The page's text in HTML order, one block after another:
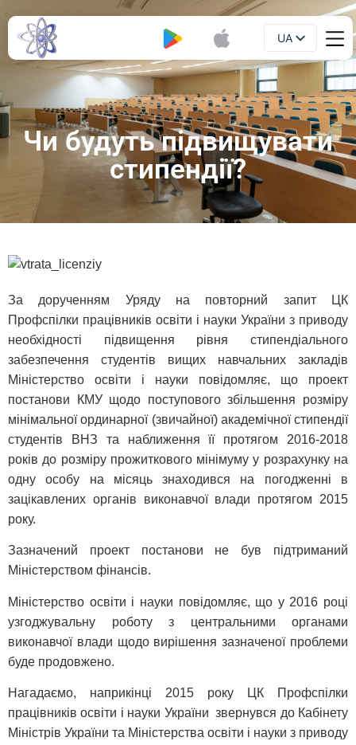
UA
EN
Чи будуть підвищувати
стипендії?
За дорученням Уряду на повторний запит ЦК
Профспілки працівників освіти і науки України з приводу
необхідності підвищення рівня стипендіального
забезпечення студентів вищих навчальних закладів
Міністерство освіти і науки повідомляє, що проект
постанови КМУ щодо поступового збільшення розміру
мінімальної ординарної (звичайної) академічної стипендії
студентів ВНЗ та наближення її протягом 2016-2018
років до розміру прожиткового мінімуму у розрахунку на
одну особу на місяць знаходився на погодженні в
зацікавлених органів виконавчої влади протягом 2015
року.
Зазначений проект постанови не був підтриманий
Міністерством фінансів.
Міністерство освіти і науки повідомляє, що у 2016 році
узгоджувальну роботу з центральними органами
виконавчої влади щодо вирішення зазначеної проблеми
буде продовжено.
Нагадаємо, наприкінці 2015 року ЦК Профспілки
працівників освіти і науки України звернувся до Кабінету
Міністрів України та Міністерства освіти і науки з приводу